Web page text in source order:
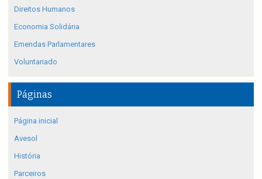
Direitos Humanos
Economia Solidária
Emendas Parlamentares
Voluntariado
Páginas
Página inicial
Avesol
História
Parceiros